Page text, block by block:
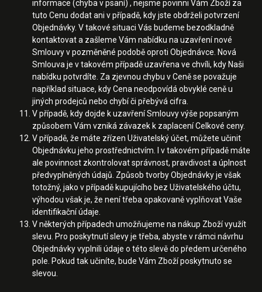
informace (chyba v psaní) , nejsme povinni Vám Zboží za
tuto Cenu dodat ani v případě, kdy jste obdrželi potvrzení
Objednávky. V takové situaci Vás budeme bezodkladně
kontaktovat a zašleme Vám nabídku na uzavření nové
Smlouvy v pozměněné podobě oproti Objednávce. Nová
Smlouva je v takovém případě uzavřena ve chvíli, kdy Naši
nabídku potvrdíte. Za zjevnou chybu v Ceně se považuje
například situace, kdy Cena neodpovídá obvyklé ceně u
jiných prodejců nebo chybí či přebývá cifra.
V případě, kdy dojde k uzavření Smlouvy výše popsaným
způsobem Vám vzniká závazek k zaplacení Celkové ceny.
V případě, že máte zřízen Uživatelský účet, můžete učinit
Objednávku jeho prostřednictvím. I v takovém případě máte
ale povinnost zkontrolovat správnost, pravdivost a úplnost
předvyplněných údajů. Způsob tvorby Objednávky je však
totožný, jako v případě kupujícího bez Uživatelského účtu,
výhodou však je, že není třeba opakovaně vyplňovat Vaše
identifikační údaje.
V některých případech umožňujeme na nákup Zboží využít
slevu. Pro poskytnutí slevy je třeba, abyste v rámci návrhu
Objednávky vyplnili údaje o této slevě do předem určeného
pole. Pokud tak učiníte, bude Vám Zboží poskytnuto se
slevou.